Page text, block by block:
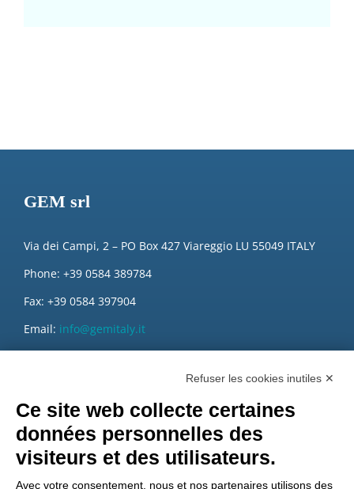
GEM srl
Via dei Campi, 2 – PO Box 427 Viareggio LU 55049 ITALY
Phone: +39 0584 389784
Fax: +39 0584 397904
Email: info@gemitaly.it
Refuser les cookies inutiles ✕
Ce site web collecte certaines
données personnelles des
visiteurs et des utilisateurs.
Avec votre consentement, nous et nos partenaires utilisons des